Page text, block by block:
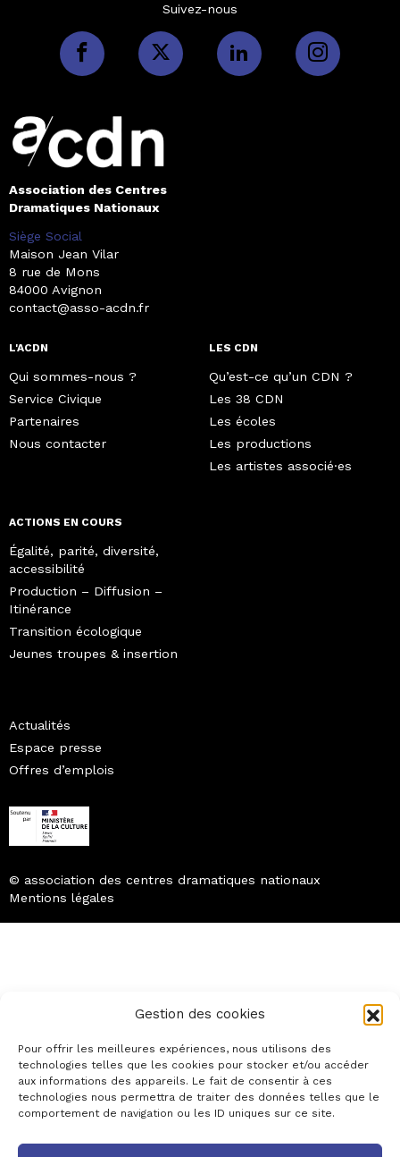
Gestion des cookies
Pour offrir les meilleures expériences, nous utilisons des
technologies telles que les cookies pour stocker et/ou accéder
aux informations des appareils. Le fait de consentir à ces
technologies nous permettra de traiter des données telles que le
comportement de navigation ou les ID uniques sur ce site.
Suivez-nous
Association des Centres
Dramatiques Nationaux
Siège Social
Maison Jean Vilar
8 rue de Mons
84000 Avignon
contact@asso-acdn.fr
L'ACDN
Qui sommes-nous ?
Service Civique
Partenaires
Nous contacter
LES CDN
Qu’est-ce qu’un CDN ?
Les 38 CDN
Les écoles
Les productions
Les artistes associé·es
ACTIONS EN COURS
Égalité, parité, diversité,
accessibilité
Production – Diffusion –
Itinérance
Transition écologique
Jeunes troupes & insertion
Actualités
Espace presse
Offres d’emplois
© association des centres dramatiques nationaux
Mentions légales